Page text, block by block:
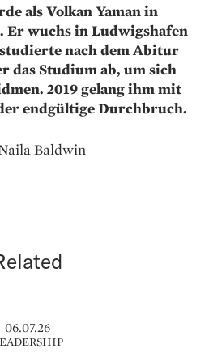
als Volkan Yaman in
Er wuchs in Ludwigshafen
nach dem Abitur
das Studium ab, um sich
2019 gelang ihm mit
endgültige Durchbruch.
Baldwin
06.07.26